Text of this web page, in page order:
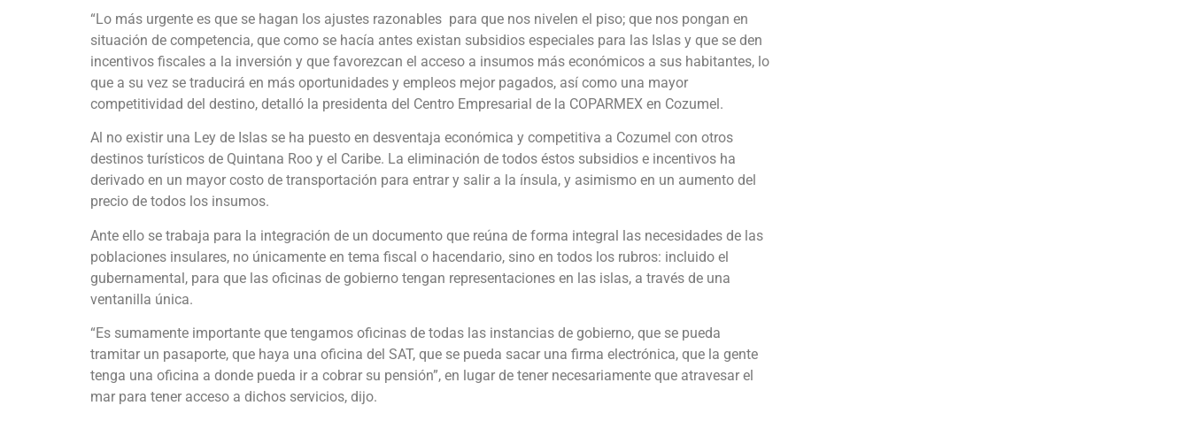
“Lo más urgente es que se hagan los ajustes razonables para que nos nivelen el piso; que nos pongan en
situación de competencia, que como se hacía antes existan subsidios especiales para las Islas y que se den
incentivos fiscales a la inversión y que favorezcan el acceso a insumos más económicos a sus habitantes, lo
que a su vez se traducirá en más oportunidades y empleos mejor pagados, así como una mayor
competitividad del destino, detalló la presidenta del Centro Empresarial de la COPARMEX en Cozumel.
Al no existir una Ley de Islas se ha puesto en desventaja económica y competitiva a Cozumel con otros
destinos turísticos de Quintana Roo y el Caribe. La eliminación de todos éstos subsidios e incentivos ha
derivado en un mayor costo de transportación para entrar y salir a la ínsula, y asimismo en un aumento del
precio de todos los insumos.
Ante ello se trabaja para la integración de un documento que reúna de forma integral las necesidades de las
poblaciones insulares, no únicamente en tema fiscal o hacendario, sino en todos los rubros: incluido el
gubernamental, para que las oficinas de gobierno tengan representaciones en las islas, a través de una
ventanilla única.
“Es sumamente importante que tengamos oficinas de todas las instancias de gobierno, que se pueda
tramitar un pasaporte, que haya una oficina del SAT, que se pueda sacar una firma electrónica, que la gente
tenga una oficina a donde pueda ir a cobrar su pensión”, en lugar de tener necesariamente que atravesar el
mar para tener acceso a dichos servicios, dijo.